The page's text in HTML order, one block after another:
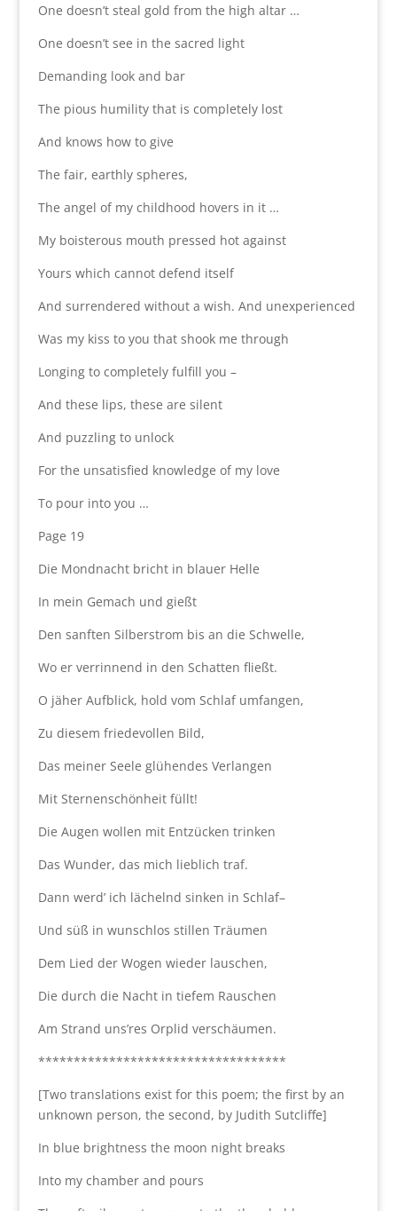
One doesn’t steal gold from the high altar …
One doesn’t see in the sacred light
Demanding look and bar
The pious humility that is completely lost
And knows how to give
The fair, earthly spheres,
The angel of my childhood hovers in it …
My boisterous mouth pressed hot against
Yours which cannot defend itself
And surrendered without a wish. And unexperienced
Was my kiss to you that shook me through
Longing to completely fulfill you –
And these lips, these are silent
And puzzling to unlock
For the unsatisfied knowledge of my love
To pour into you …
Page 19
Die Mondnacht bricht in blauer Helle
In mein Gemach und gießt
Den sanften Silberstrom bis an die Schwelle,
Wo er verrinnend in den Schatten fließt.
O jäher Aufblick, hold vom Schlaf umfangen,
Zu diesem friedevollen Bild,
Das meiner Seele glühendes Verlangen
Mit Sternenschönheit füllt!
Die Augen wollen mit Entzücken trinken
Das Wunder, das mich lieblich traf.
Dann werd’ ich lächelnd sinken in Schlaf–
Und süß in wunschlos stillen Träumen
Dem Lied der Wogen wieder lauschen,
Die durch die Nacht in tiefem Rauschen
Am Strand uns’res Orplid verschäumen.
***********************************
[Two translations exist for this poem; the first by an
unknown person, the second, by Judith Sutcliffe]
In blue brightness the moon night breaks
Into my chamber and pours